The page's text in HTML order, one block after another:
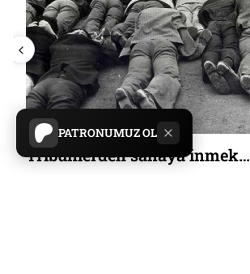
PATRONUMUZ OL
Tribünlerden sahaya inmek…